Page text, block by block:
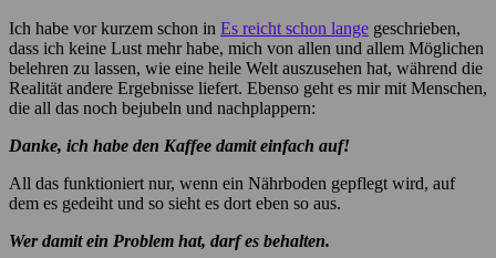
Ich habe vor kurzem schon in Es reicht schon lange geschrieben,
dass ich keine Lust mehr habe, mich von allen und allem Möglichen
belehren zu lassen, wie eine heile Welt auszusehen hat, während die
Realität andere Ergebnisse liefert. Ebenso geht es mir mit Menschen,
die all das noch bejubeln und nachplappern:
Danke, ich habe den Kaffee damit einfach auf!
All das funktioniert nur, wenn ein Nährboden gepflegt wird, auf
dem es gedeiht und so sieht es dort eben so aus.
Wer damit ein Problem hat, darf es behalten.